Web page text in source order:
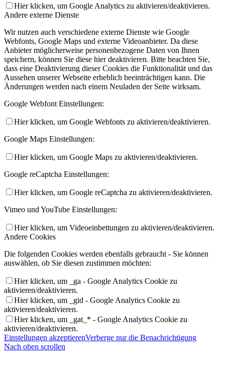
Hier klicken, um Google Analytics zu aktivieren/deaktivieren.
Andere externe Dienste
Wir nutzen auch verschiedene externe Dienste wie Google
Webfonts, Google Maps und externe Videoanbieter. Da diese
Anbieter möglicherweise personenbezogene Daten von Ihnen
speichern, können Sie diese hier deaktivieren. Bitte beachten Sie,
dass eine Deaktivierung dieser Cookies die Funktionalität und das
Aussehen unserer Webseite erheblich beeinträchtigen kann. Die
Änderungen werden nach einem Neuladen der Seite wirksam.
Google Webfont Einstellungen:
Hier klicken, um Google Webfonts zu aktivieren/deaktivieren.
Google Maps Einstellungen:
Hier klicken, um Google Maps zu aktivieren/deaktivieren.
Google reCaptcha Einstellungen:
Hier klicken, um Google reCaptcha zu aktivieren/deaktivieren.
Vimeo und YouTube Einstellungen:
Hier klicken, um Videoeinbettungen zu aktivieren/deaktivieren.
Andere Cookies
Die folgenden Cookies werden ebenfalls gebraucht - Sie können
auswählen, ob Sie diesen zustimmen möchten:
Hier klicken, um _ga - Google Analytics Cookie zu
aktivieren/deaktivieren.
Hier klicken, um _gid - Google Analytics Cookie zu
aktivieren/deaktivieren.
Hier klicken, um _gat_* - Google Analytics Cookie zu
aktivieren/deaktivieren.
Einstellungen akzeptierenVerberge nur die Benachrichtigung
Nach oben scrollen